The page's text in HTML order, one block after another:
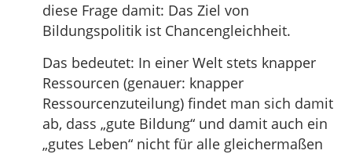
diese Frage damit: Das Ziel von
Bildungspolitik ist Chancengleichheit.
Das bedeutet: In einer Welt stets knapper
Ressourcen (genauer: knapper
Ressourcenzuteilung) findet man sich damit
ab, dass „gute Bildung“ und damit auch ein
„gutes Leben“ nicht für alle gleichermaßen